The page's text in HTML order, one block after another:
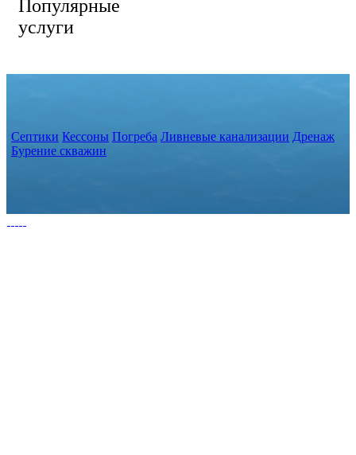
Популярные
услуги
Септики Кессоны Погреба Ливневые канализации Дренаж
Бурение скважин